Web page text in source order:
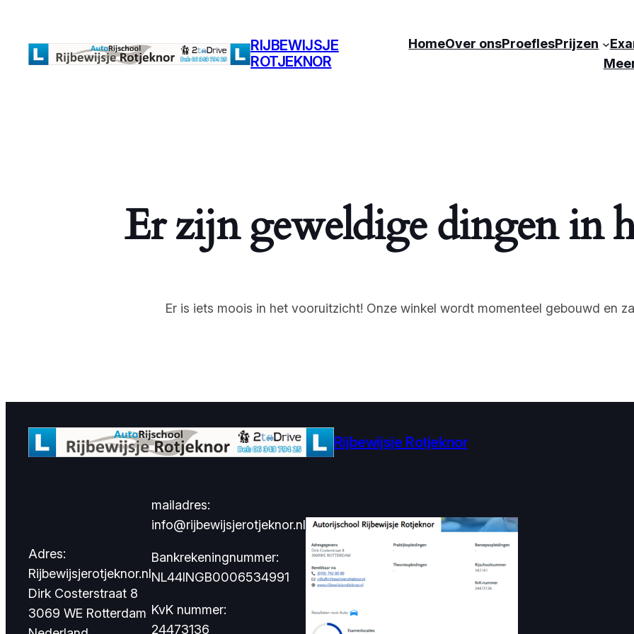
RIJBEWIJSJE
ROTJEKNOR
HomeOver onsProeflesPrijzen
Er zijn geweldige dingen in
Er is iets moois in het vooruitzicht! Onze winkel wordt momenteel gebouwd en
Rijbewijsje Rotjeknor
Adres:
Rijbewijsjerotjeknor.nl
Dirk Costerstraat 8
3069 WE Rotterdam
mailadres:
info@rijbewijsjerotjeknor.nl
Bankrekeningnummer:
NL44INGB0006534991
KvK nummer:
24473136